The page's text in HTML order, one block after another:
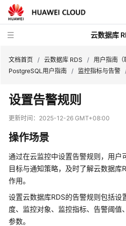
云数据库
产
介
绍
计
费
说
明
文档首页 / 云数据库 RDS / 用户指南（
PostgreSQL用户指南 / 监控指标与告警
设置告警规则
更新时间： 2025-12-26 GMT+08:00
操作场景
通过在云监控中设置告警规则，用户
目标与通知策略，及时了解云数据库
作用。
设置云数据库RDS的告警规则包括设
度、监控对象、监控指标、告警阈值
参数。